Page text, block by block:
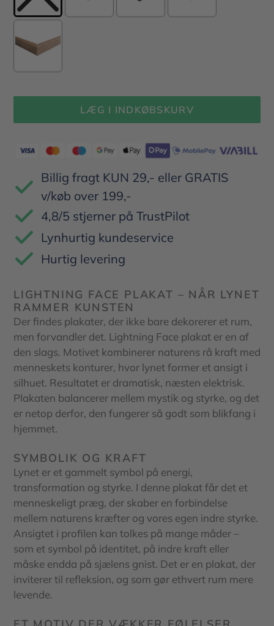
LÆG I INDKØBSKURV
produkt
din
indkøbskurv
Billig fragt KUN 29,- eller GRATIS
v/køb over 199,-
4,8/5 stjerner på TrustPilot
Lynhurtig kundeservice
Hurtig levering
LIGHTNING FACE PLAKAT – NÅR LYNET
RAMMER KUNSTEN
Der findes plakater, der ikke bare dekorerer et rum,
men forvandler det. Lightning Face plakat er en af
den slags. Motivet kombinerer naturens rå kraft med
menneskets konturer, hvor lynet former et ansigt i
silhuet. Resultatet er dramatisk, næsten elektrisk.
Plakaten balancerer mellem mystik og styrke, og det
er netop derfor, den fungerer så godt som blikfang i
hjemmet.
SYMBOLIK OG KRAFT
Lynet er et gammelt symbol på energi,
transformation og styrke. I denne plakat får det et
menneskeligt præg, der skaber en forbindelse
mellem naturens kræfter og vores egen indre styrke.
Ansigtet i profilen kan tolkes på mange måder –
som et symbol på identitet, på indre kraft eller
måske endda på sjælens gnist. Det er en plakat, der
inviterer til refleksion, og som gør ethvert rum mere
levende.